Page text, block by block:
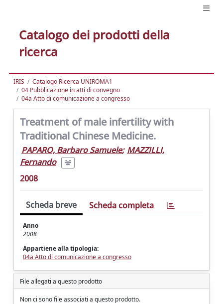
Catalogo dei prodotti della
ricerca
IRIS
Catalogo Ricerca UNIROMA1
04 Pubblicazione in atti di convegno
04a Atto di comunicazione a congresso
Treatment of male infertility with
Traditional Chinese Medicine.
PAPARO, Barbaro Samuele; MAZZILLI,
Fernando
2008
Scheda breve Scheda completa
Anno
2008
Appartiene alla tipologia:
04a Atto di comunicazione a congresso
File allegati a questo prodotto
Non ci sono file associati a questo prodotto.